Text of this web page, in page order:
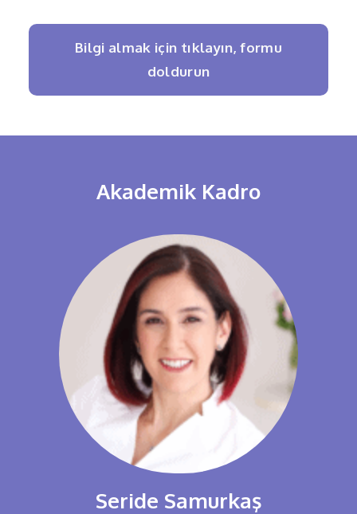
Bilgi almak için tıklayın, formu
doldurun
Akademik Kadro
Seride Samurkaş